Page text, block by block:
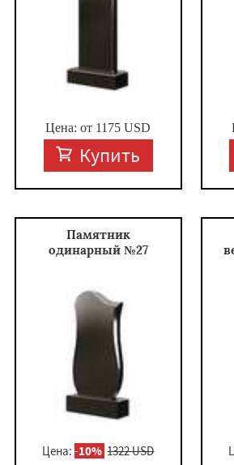
Цена: от 1175 USD
Купить
Памятник
одинарный №27
Цена:-10% 1322 USD